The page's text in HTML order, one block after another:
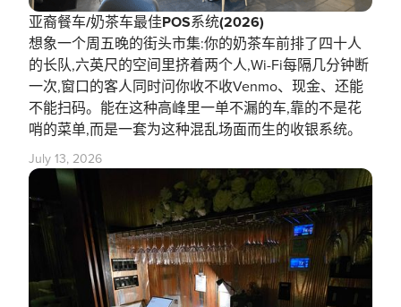
亚裔餐车/奶茶车最佳POS系统(2026)
想象一个周五晚的街头市集:你的奶茶车前排了四十人
的长队,六英尺的空间里挤着两个人,Wi-Fi每隔几分钟断
一次,窗口的客人同时问你收不收Venmo、现金、还能
不能扫码。能在这种高峰里一单不漏的车,靠的不是花
哨的菜单,而是一套为这种混乱场面而生的收银系统。
July 13, 2026